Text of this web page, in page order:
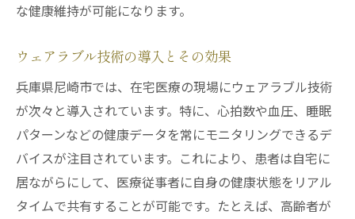
な健康維持が可能になります。
ウェアラブル技術の導入とその効果
兵庫県尼崎市では、在宅医療の現場にウェアラブル技術
が次々と導入されています。特に、心拍数や血圧、睡眠
パターンなどの健康データを常にモニタリングできるデ
バイスが注目されています。これにより、患者は自宅に
居ながらにして、医療従事者に自身の健康状態をリアル
タイムで共有することが可能です。たとえば、高齢者が